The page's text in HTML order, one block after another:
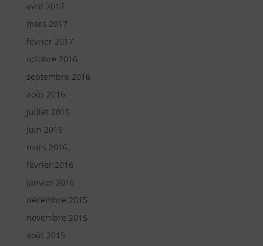
avril 2017
mars 2017
février 2017
octobre 2016
septembre 2016
août 2016
juillet 2016
juin 2016
mars 2016
février 2016
janvier 2016
décembre 2015
novembre 2015
août 2015